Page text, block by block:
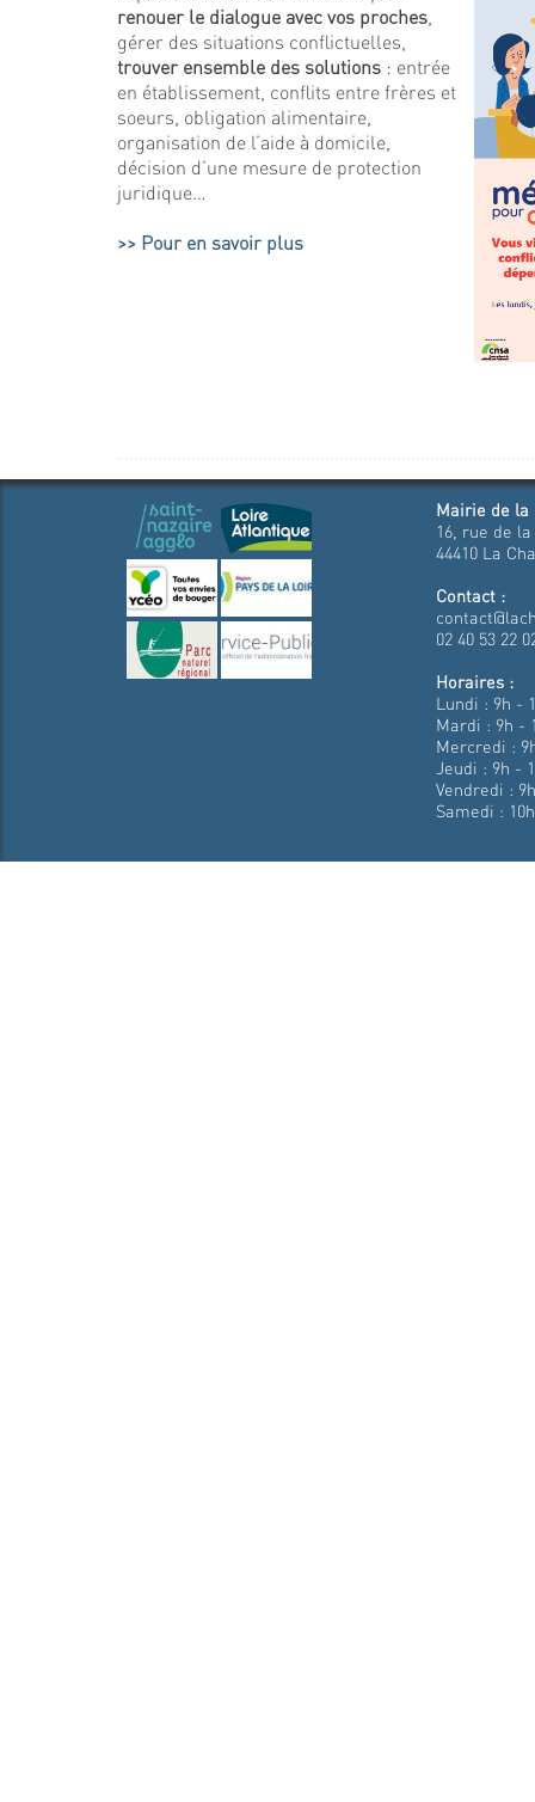
renouer le dialogue avec vos proches
gérer des situations conflictuelles,
trouver ensemble des solutions : entrée
en établissement, conflits entre frères et
soeurs, obligation alimentaire,
organisation de l’aide à domicile,
décision d’une mesure de protection
juridique…
>> Pour en savoir plus
Mairie de la
16, rue de
44410 La
Contact :
02 40 53 22
Horaires :
Lundi : 9h -
Mardi : 9h -
Mercredi :
Jeudi : 9h -
Vendredi :
Samedi :